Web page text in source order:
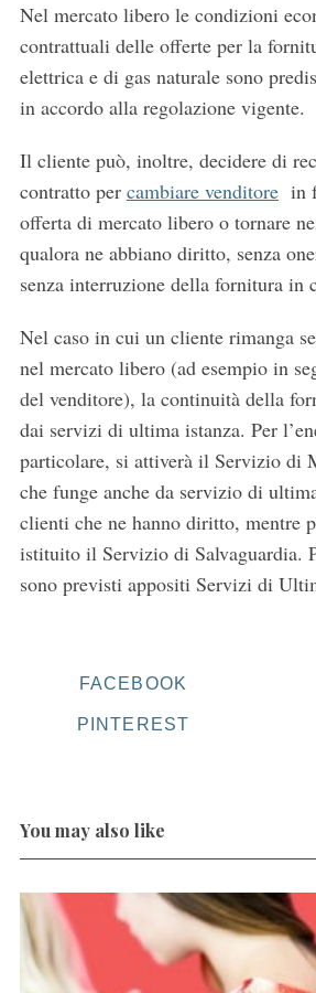
Nel mercato libero le condizioni
contrattuali delle offerte per la
elettrica e di gas naturale sono
in accordo alla regolazione vigente.
Il cliente può, inoltre, decidere di
contratto per cambiare venditorein
offerta di mercato libero o tornare
qualora ne abbiano diritto, senza
senza interruzione della fornitura in
Nel caso in cui un cliente rimanga
nel mercato libero (ad esempio in
del venditore), la continuità della
dai servizi di ultima istanza. Per
particolare, si attiverà il Servizio di
che funge anche da servizio di
clienti che ne hanno diritto, mentre
istituito il Servizio di Salvaguardia.
sono previsti appositi Servizi di
FACEBOOK
PINTEREST
You may also like
a
r
: